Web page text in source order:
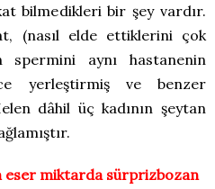
bilmedikleri bir şey vardır.
(nasıl elde ettiklerini çok
spermini aynı hastanenin
yerleştirmiş ve benzer
dâhil üç kadının şeytan
eser miktarda sürprizbozan